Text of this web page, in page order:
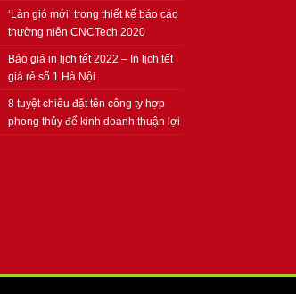
‘Làn gió mới’ trong thiết kế báo cáo
thường niên CNCTech 2020
Báo giá in lịch tết 2022 – In lịch tết
giá rẻ số 1 Hà Nội
8 tuyệt chiêu đặt tên công ty hợp
phong thủy để kinh doanh thuận lợi